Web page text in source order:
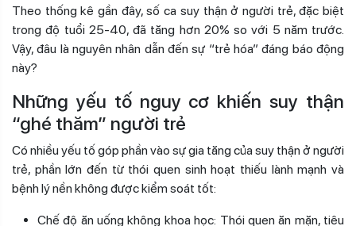
Theo thống kê gần đây, số ca suy thận ở người trẻ, đặc biệt
trong độ tuổi 25-40, đã tăng hơn 20% so với 5 năm trước.
Vậy, đâu là nguyên nhân dẫn đến sự “trẻ hóa” đáng báo động
này?
Những yếu tố nguy cơ khiến suy thận
“ghé thăm” người trẻ
Có nhiều yếu tố góp phần vào sự gia tăng của suy thận ở người
trẻ, phần lớn đến từ thói quen sinh hoạt thiếu lành mạnh và
bệnh lý nền không được kiểm soát tốt:
Chế độ ăn uống không khoa học: Thói quen ăn mặn, tiêu